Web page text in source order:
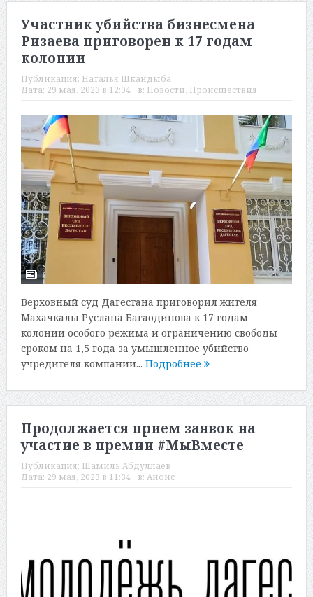
Участник убийства бизнесмена
Ризаева приговорен к 17 годам
колонии
Публикация: Наталья Шкандыба
Дата: 29 мая, 2023 в 12:04 в: Новости, Происшествия
Верховный суд Дагестана приговорил жителя
Махачкалы Руслана Багаодинова к 17 годам
колонии особого режима и ограничению свободы
сроком на 1,5 года за умышленное убийство
учредителя компании... Подробнее
Продолжается прием заявок на
участие в премии #МыВместе
Публикация: Шамиль Абдуллаев
Дата: 29 мая, 2023 в 11:34 в: Анонс